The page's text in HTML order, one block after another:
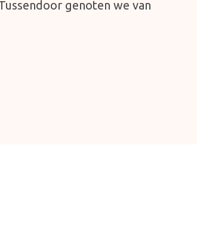
genoten we van